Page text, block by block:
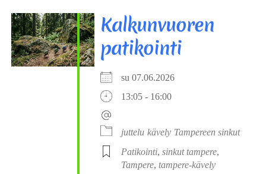
Kalkunvuoren
patikointi
su 07.06.2026
13:05 - 16:00
juttelu kävely Tampereen sinkut
Patikointi, sinkut tampere,
Tampere, tampere-kävely